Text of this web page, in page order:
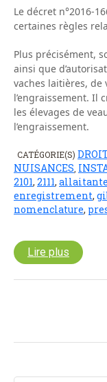
Le décret n°2016-
certaines règles
Plus précisément,
ainsi que
vaches laitières, de
l’engraissement. Il
les élevages de
l’engraissement.
CATÉGORIE(S)
NUISANCES
2101, 2111, allaitante
enregistrement,
nomenclature,
Lire plus